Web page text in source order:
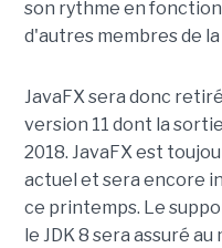
son rythme en
d'autres membres de
JavaFX sera donc
version 11 dont la
2018. JavaFX est
actuel et sera encore
ce printemps. Le
le JDK 8 sera assuré